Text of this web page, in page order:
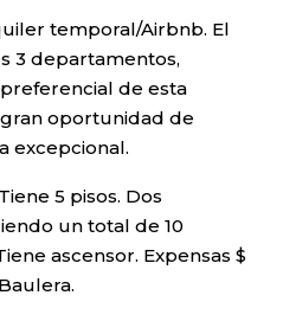
temporal/Airbnb. El
3 departamentos,
de esta
oportunidad de
excepcional.
5 pisos. Dos
un total de 10
ascensor. Expensas $